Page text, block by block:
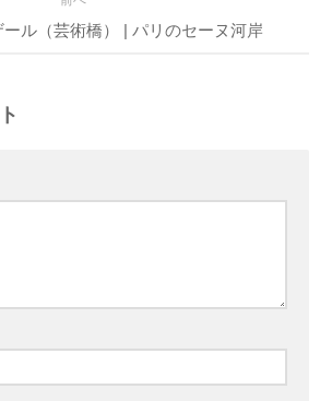
ル（芸術橋） | パリのセーヌ河岸